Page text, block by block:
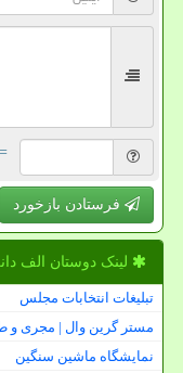
= ۶ بعلاوه ۱
فرستادن بازخورد
لینک دوستان الف
تبلیغات انتخابات مجلس
مستر گرین وال | مجری و
نمایشگاه ماشین سنگین